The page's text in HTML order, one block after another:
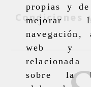
propias y
mejorar
web y
sobre la